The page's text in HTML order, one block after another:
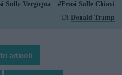
Sulla Vergogna
Frasi Sulle Chiavi
Di Donald Trump
articoli